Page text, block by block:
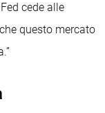
cede alle
questo mercato